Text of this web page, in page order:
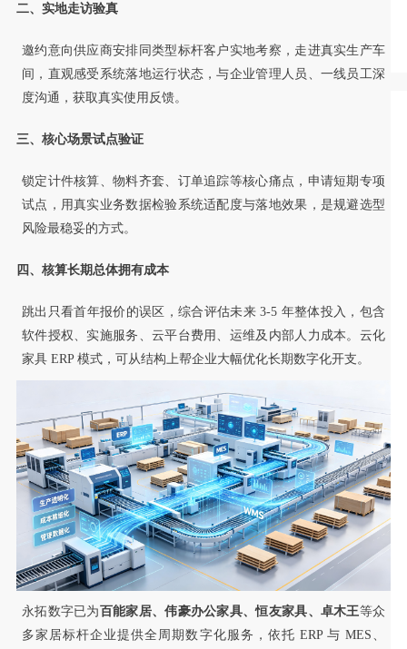
二、实地走访验真
邀约意向供应商安排同类型标杆客户实地考察，走进真实生产车
间，直观感受系统落地运行状态，与企业管理人员、一线员工深
度沟通，获取真实使用反馈。
三、核心场景试点验证
锁定计件核算、物料齐套、订单追踪等核心痛点，申请短期专项
试点，用真实业务数据检验系统适配度与落地效果，是规避选型
风险最稳妥的方式。
四、核算长期总体拥有成本
跳出只看首年报价的误区，综合评估未来 3-5 年整体投入，包含
软件授权、实施服务、云平台费用、运维及内部人力成本。云化
家具 ERP 模式，可从结构上帮企业大幅优化长期数字化开支。
永拓数字已为百能家居、伟豪办公家具、恒友家具、卓木王等众
多家居标杆企业提供全周期数字化服务，依托 ERP 与 MES、